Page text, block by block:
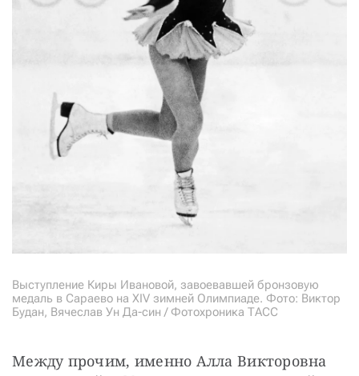
Выступление Киры Ивановой, завоевавшей бронзовую
медаль в Сараево на XIV зимней Олимпиаде. Фото: Виктор
Будан, Вячеслав Ун Да-син / Фотохроника ТАСС
Между прочим, именно Алла Викторовна